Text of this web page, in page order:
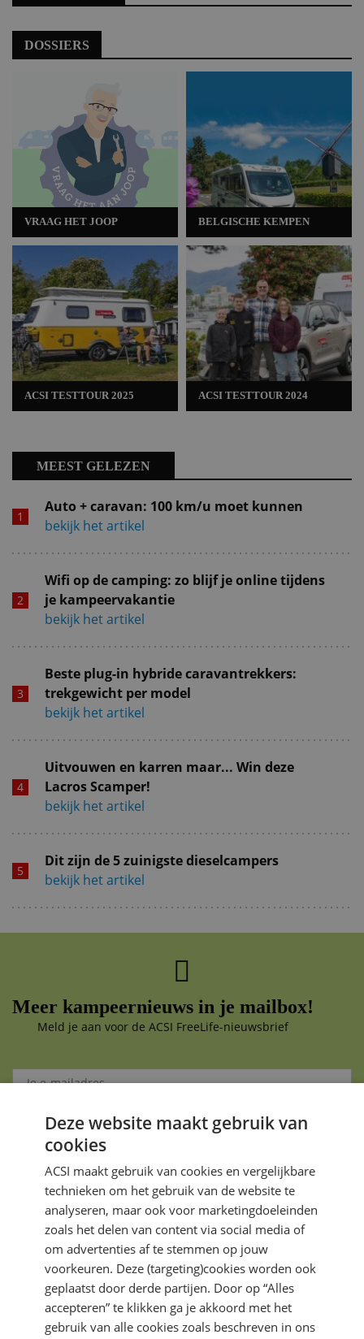
DOSSIERS
VRAAG HET JOOP
ACSI TESTTOUR 2025
BELGISCHE KEMPEN
ACSI TESTTOUR 2024
MEEST GELEZEN
Auto + caravan: 100 km/u moet kunnen
bekijk het artikel
Wifi op de camping: zo blijf je online tijdens
je kampeervakantie
bekijk het artikel
Beste plug-in hybride caravantrekkers:
trekgewicht per model
bekijk het artikel
Uitvouwen en karren maar... Win deze
Lacros Scamper!
bekijk het artikel
Dit zijn de 5 zuinigste dieselcampers
bekijk het artikel
Meer kampeernieuws in je mailbox!
Meld je aan voor de ACSI FreeLife-nieuwsbrief
Aanmelden
Je gegevens zijn veilig en worden niet gedeeld met anderen
DIRECT NAAR
MEER ACSI FREELIFE
Deze website maakt gebruik van
cookies
ACSI maakt gebruik van cookies en vergelijkbare
technieken om het gebruik van de website te
analyseren, maar ook voor marketingdoeleinden
zoals het delen van content via social media of
om advertenties af te stemmen op jouw
voorkeuren. Deze (targeting)cookies worden ook
geplaatst door derde partijen. Door op “Alles
accepteren” te klikken ga je akkoord met het
gebruik van alle cookies zoals beschreven in ons